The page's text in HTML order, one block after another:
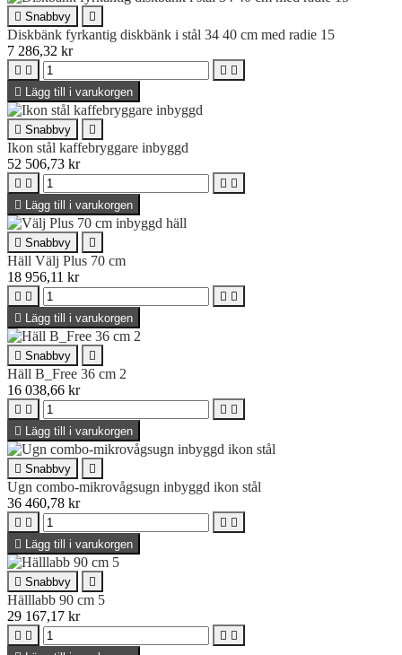
 Snabbvy 
Diskbänk fyrkantig diskbänk i stål 34 40 cm med radie 15
7 286,32 kr
   
 Lägg till i varukorgen
 Snabbvy 
Ikon stål kaffebryggare inbyggd
52 506,73 kr
   
 Lägg till i varukorgen
 Snabbvy 
Häll Välj Plus 70 cm
18 956,11 kr
   
 Lägg till i varukorgen
 Snabbvy 
Häll B_Free 36 cm 2
16 038,66 kr
   
 Lägg till i varukorgen
 Snabbvy 
Ugn combo-mikrovågsugn inbyggd ikon stål
36 460,78 kr
   
 Lägg till i varukorgen
 Snabbvy 
Hälllabb 90 cm 5
29 167,17 kr
   